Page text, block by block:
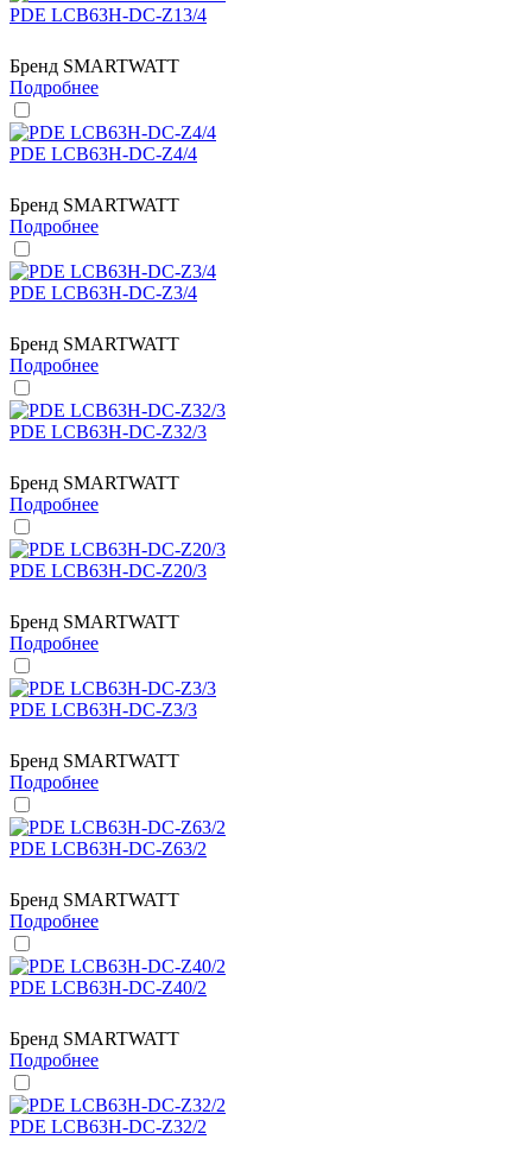
PDE LCB63H-DC-Z13/4
Бренд SMARTWATT
Подробнее
PDE LCB63H-DC-Z4/4
Бренд SMARTWATT
Подробнее
PDE LCB63H-DC-Z3/4
Бренд SMARTWATT
Подробнее
PDE LCB63H-DC-Z32/3
Бренд SMARTWATT
Подробнее
PDE LCB63H-DC-Z20/3
Бренд SMARTWATT
Подробнее
PDE LCB63H-DC-Z3/3
Бренд SMARTWATT
Подробнее
PDE LCB63H-DC-Z63/2
Бренд SMARTWATT
Подробнее
PDE LCB63H-DC-Z40/2
Бренд SMARTWATT
Подробнее
PDE LCB63H-DC-Z32/2